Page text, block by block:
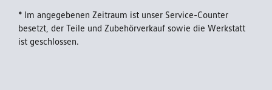
* Im angegebenen Zeitraum ist unser Service-Counter
besetzt, der Teile und Zubehörverkauf sowie die Werkstatt
ist geschlossen.